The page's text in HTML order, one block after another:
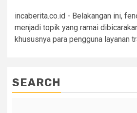
incaberita.co.id - Belakangan ini,
menjadi topik yang ramai
khususnya para pengguna layanan
SEARCH